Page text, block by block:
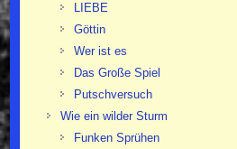
LIEBE
Göttin
Wer ist es
Das Große Spiel
Putschversuch
Wie ein wilder Sturm
Funken Sprühen